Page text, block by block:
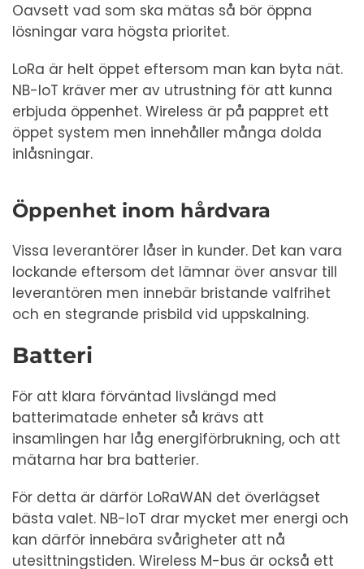
Oavsett vad som ska mätas så bör öppna
lösningar vara högsta prioritet.
LoRa är helt öppet eftersom man kan byta nät.
NB-IoT kräver mer av utrustning för att kunna
erbjuda öppenhet. Wireless är på pappret ett
öppet system men innehåller många dolda
inlåsningar.
Öppenhet inom hårdvara
Vissa leverantörer låser in kunder. Det kan vara
lockande eftersom det lämnar över ansvar till
leverantören men innebär bristande valfrihet
och en stegrande prisbild vid uppskalning.
Batteri
För att klara förväntad livslängd med
batterimatade enheter så krävs att
insamlingen har låg energiförbrukning, och att
mätarna har bra batterier.
För detta är därför LoRaWAN det överlägset
bästa valet. NB-IoT drar mycket mer energi och
kan därför innebära svårigheter att nå
utesittningstiden. Wireless M-bus är också ett